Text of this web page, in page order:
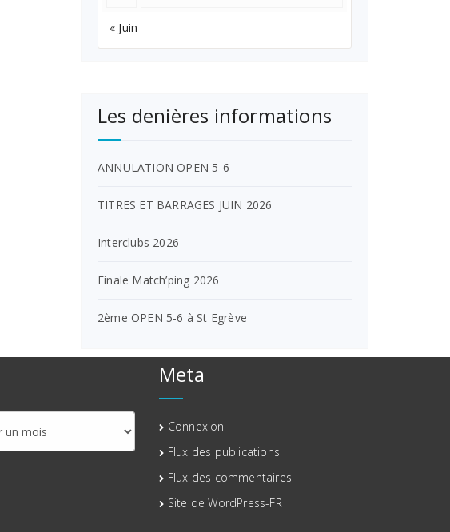
« Juin
Les denières informations
ANNULATION OPEN 5-6
TITRES ET BARRAGES JUIN 2026
Interclubs 2026
Finale Match’ping 2026
2ème OPEN 5-6 à St Egrève
Meta
Connexion
Flux des publications
Flux des commentaires
Site de WordPress-FR